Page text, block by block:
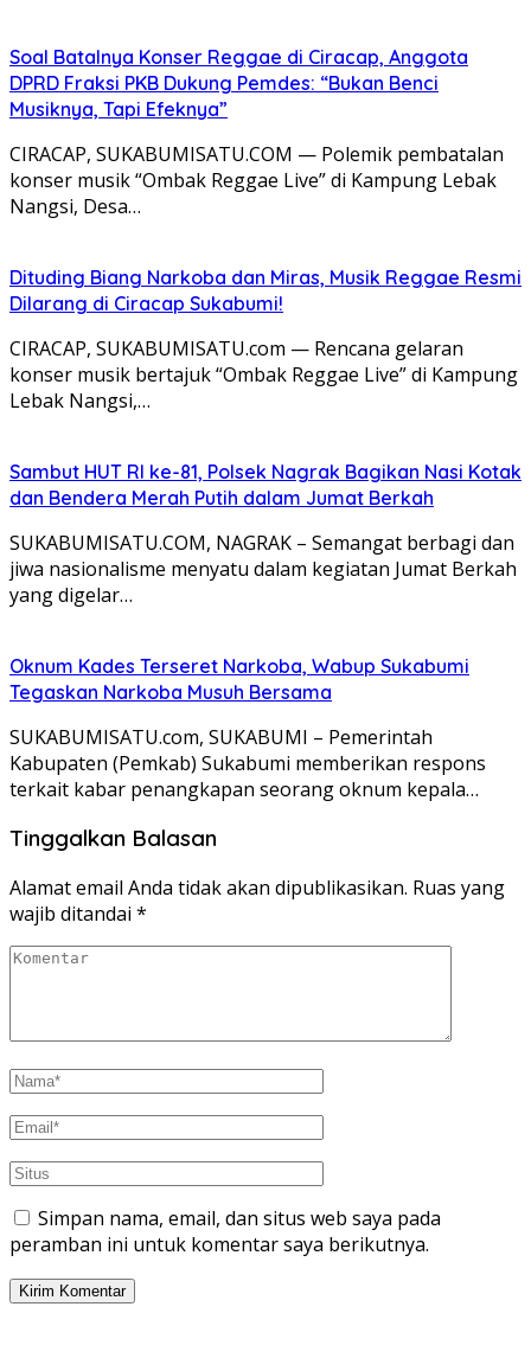
Soal Batalnya Konser Reggae di Ciracap, Anggota
DPRD Fraksi PKB Dukung Pemdes: “Bukan Benci
Musiknya, Tapi Efeknya”
CIRACAP, SUKABUMISATU.COM — Polemik pembatalan
konser musik “Ombak Reggae Live” di Kampung Lebak
Nangsi, Desa…
Dituding Biang Narkoba dan Miras, Musik Reggae Resmi
Dilarang di Ciracap Sukabumi!
CIRACAP, SUKABUMISATU.com — Rencana gelaran
konser musik bertajuk “Ombak Reggae Live” di Kampung
Lebak Nangsi,…
Sambut HUT RI ke-81, Polsek Nagrak Bagikan Nasi Kotak
dan Bendera Merah Putih dalam Jumat Berkah
SUKABUMISATU.COM, NAGRAK – Semangat berbagi dan
jiwa nasionalisme menyatu dalam kegiatan Jumat Berkah
yang digelar…
Oknum Kades Terseret Narkoba, Wabup Sukabumi
Tegaskan Narkoba Musuh Bersama
SUKABUMISATU.com, SUKABUMI – Pemerintah
Kabupaten (Pemkab) Sukabumi memberikan respons
terkait kabar penangkapan seorang oknum kepala…
Tinggalkan Balasan
Alamat email Anda tidak akan dipublikasikan. Ruas yang
wajib ditandai *
Simpan nama, email, dan situs web saya pada
peramban ini untuk komentar saya berikutnya.